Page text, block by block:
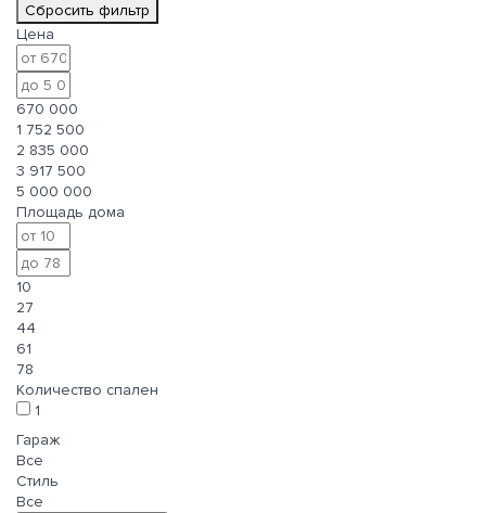
Сбросить фильтр
Цена
670 000
1 752 500
2 835 000
3 917 500
5 000 000
Площадь дома
10
27
44
61
78
Количество спален
1
Гараж
Все
Стиль
Все